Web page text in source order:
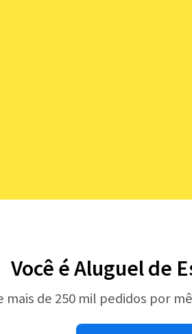
Você é Aluguel de
mais de 250 mil pedidos por